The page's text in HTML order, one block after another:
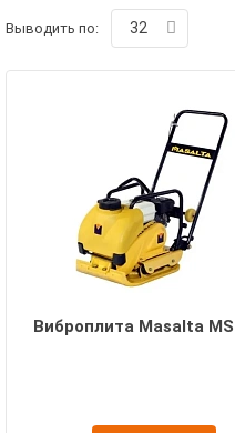
Выводить по: 32
Виброплита Masalta